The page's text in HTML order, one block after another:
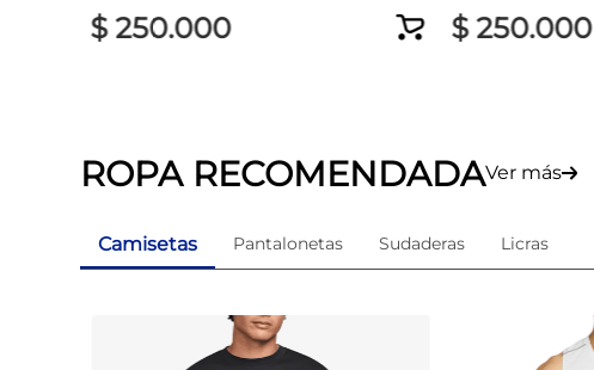
$ 250.000 $ 250.000
ROPA RECOMENDADAVer más
Camisetas Pantalonetas Sudaderas Licras